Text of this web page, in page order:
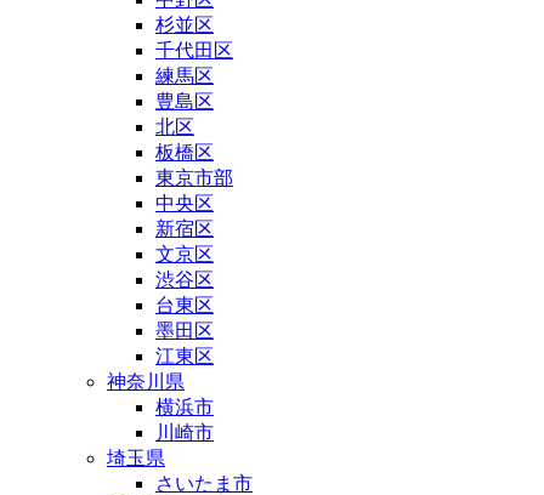
杉並区
千代田区
練馬区
豊島区
北区
板橋区
東京市部
中央区
新宿区
文京区
渋谷区
台東区
墨田区
江東区
神奈川県
横浜市
川崎市
埼玉県
さいたま市